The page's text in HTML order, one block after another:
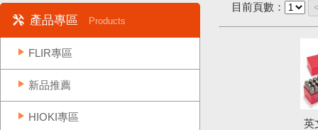
產品專區 Products
FLIR專區
新品推薦
HIOKI專區
目前頁數：
英